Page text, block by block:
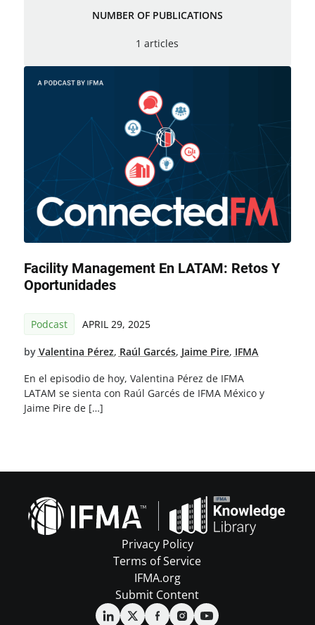
NUMBER OF PUBLICATIONS
1 articles
Facility Management En LATAM: Retos Y
Oportunidades
Podcast APRIL 29, 2025
by Valentina Pérez, Raúl Garcés, Jaime Pire, IFMA
En el episodio de hoy, Valentina Pérez de IFMA
LATAM se sienta con Raúl Garcés de IFMA México y
Jaime Pire de […]
Privacy Policy
Terms of Service
IFMA.org
Submit Content